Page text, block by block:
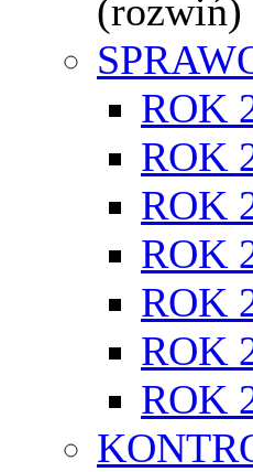
(rozwiń)
ROK
ROK
ROK
ROK
ROK
ROK
ROK